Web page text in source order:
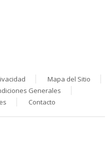
Mapa del Sitio
Generales
Contacto